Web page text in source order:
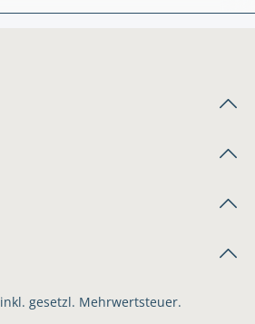
gesetzl. Mehrwertsteuer.